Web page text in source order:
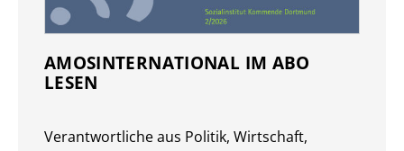
AMOSINTERNATIONAL IM ABO
LESEN
Verantwort­liche aus Politik, Wirtschaft,